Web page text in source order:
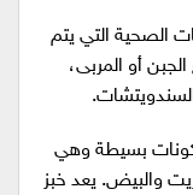
الصحية التي يتم
أو المربى،
بسيطة وهي
والبيض. يعد خبز